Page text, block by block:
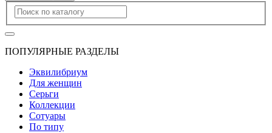
ПОПУЛЯРНЫЕ РАЗДЕЛЫ
Эквилибриум
Для женщин
Серьги
Коллекции
Сотуары
По типу